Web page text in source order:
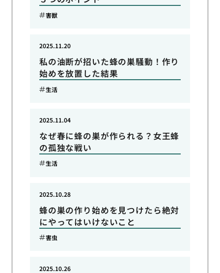
害獣
私の油断が招いた蜂の巣騒動！作り
始めを放置した結果
2025.11.20
生活
なぜ春に蜂の巣が作られる？女王蜂
の孤独な戦い
2025.11.04
生活
蜂の巣の作り始めを見つけたら絶対
にやってはいけないこと
2025.10.28
害虫
2025.10.26